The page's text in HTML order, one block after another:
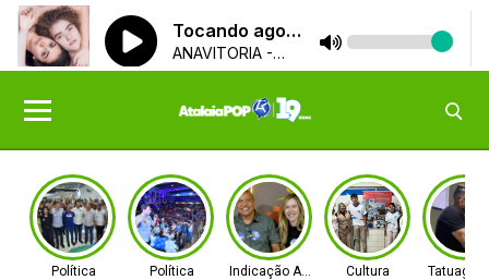
Política Política Indicação AprovadaCultura